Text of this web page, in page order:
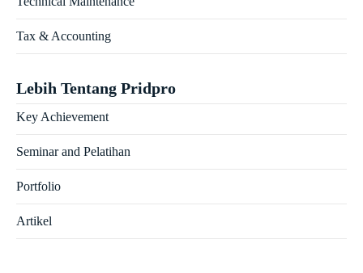
Tax & Accounting
Lebih Tentang Pridpro
Key Achievement
Seminar and Pelatihan
Portfolio
Artikel